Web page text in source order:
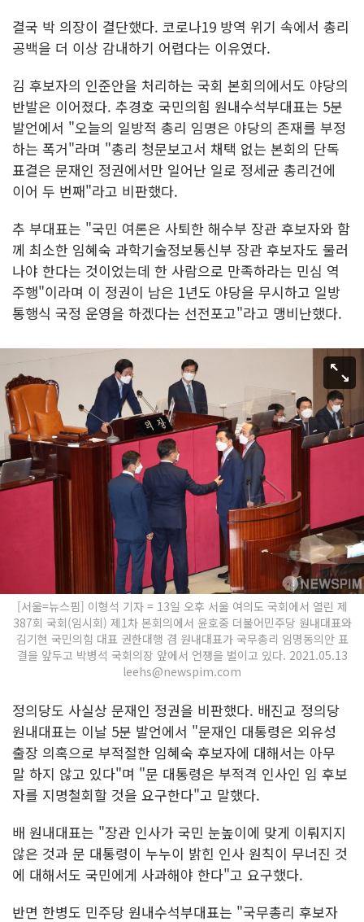
결국 박 의장이 결단했다. 코로나19 방역 위기 속에서 총리
공백을 더 이상 감내하기 어렵다는 이유였다.
김 후보자의 인준안을 처리하는 국회 본회의에서도 야당의
반발은 이어졌다. 추경호 국민의힘 원내수석부대표는 5분
발언에서 "오늘의 일방적 총리 임명은 야당의 존재를 부정
하는 폭거"라며 "총리 청문보고서 채택 없는 본회의 단독
표결은 문재인 정권에서만 일어난 일로 정세균 총리건에
이어 두 번째"라고 비판했다.
추 부대표는 "국민 여론은 사퇴한 해수부 장관 후보자와 함
께 최소한 임혜숙 과학기술정보통신부 장관 후보자도 물러
나야 한다는 것이었는데 한 사람으로 만족하라는 민심 역
주행"이라며 이 정권이 남은 1년도 야당을 무시하고 일방
통행식 국정 운영을 하겠다는 선전포고"라고 맹비난했다.
[서울=뉴스핌] 이형석 기자 = 13일 오후 서울 여의도 국회에서 열린 제
387회 국회(임시회) 제1차 본회의에서 윤호중 더불어민주당 원내대표와
김기현 국민의힘 대표 권한대행 겸 원내대표가 국무총리 임명동의안 표
결을 앞두고 박병석 국회의장 앞에서 언쟁을 벌이고 있다. 2021.05.13
leehs@newspim.com
정의당도 사실상 문재인 정권을 비판했다. 배진교 정의당
원내대표는 이날 5분 발언에서 "문재인 대통령은 외유성
출장 의혹으로 부적절한 임혜숙 후보자에 대해서는 아무
말 하지 않고 있다"며 "문 대통령은 부적격 인사인 임 후보
자를 지명철회할 것을 요구한다"고 말했다.
배 원내대표는 "장관 인사가 국민 눈높이에 맞게 이뤄지지
않은 것과 문 대통령이 누누이 밝힌 인사 원칙이 무너진 것
에 대해서도 국민에게 사과해야 한다"고 요구했다.
반면 한병도 민주당 원내수석부대표는 "국무총리 후보자